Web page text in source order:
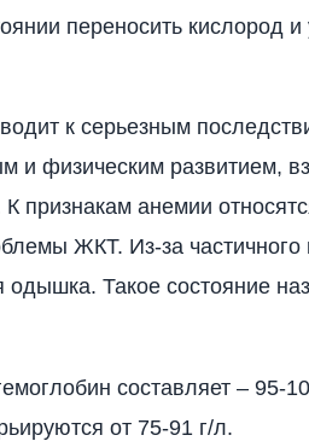
переносить кислород и
к серьезным
и физическим развитием,
признакам анемии
ЖКТ. Из-за
одышка. Такое состояние
составляет – 95-
от 75-91 г/л.